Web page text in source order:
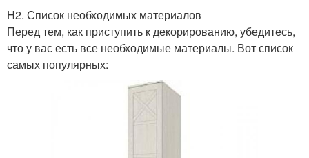
H2. Список необходимых материалов
Перед тем, как приступить к декорированию, убедитесь,
что у вас есть все необходимые материалы. Вот список
самых популярных: